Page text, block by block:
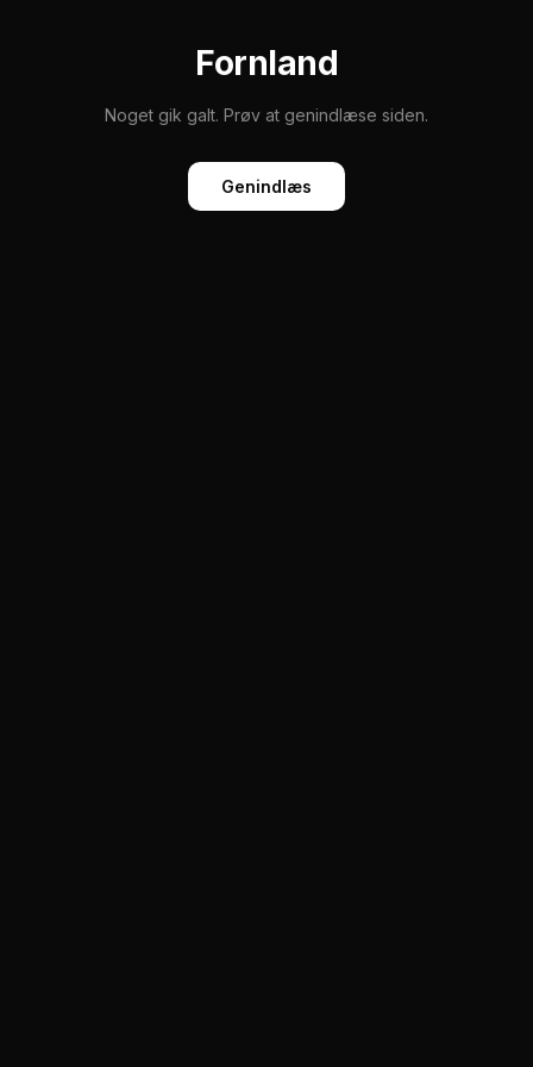
Fornland
Noget gik galt. Prøv at genindlæse siden.
Genindlæs